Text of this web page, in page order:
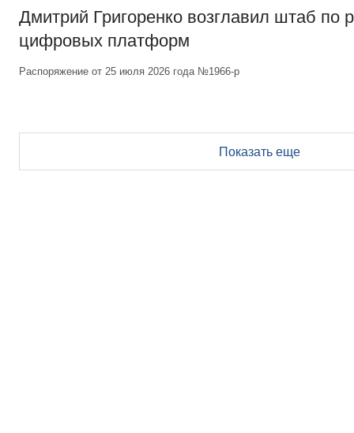
Дмитрий Григоренко возглавил штаб по
цифровых платформ
Распоряжение от 25 июля 2026 года №1966-р
Показать еще